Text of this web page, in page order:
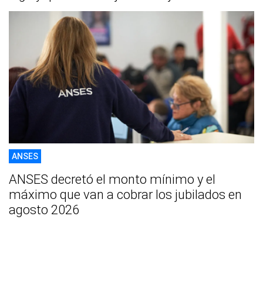
ANSES
ANSES decretó el monto mínimo y el
máximo que van a cobrar los jubilados en
agosto 2026